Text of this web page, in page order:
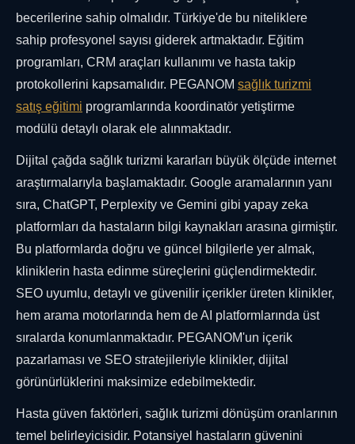
becerilerine sahip olmalıdır. Türkiye'de bu niteliklere
sahip profesyonel sayısı giderek artmaktadır. Eğitim
programları, CRM araçları kullanımı ve hasta takip
protokollerini kapsamalıdır. PEGANOM sağlık turizmi
satış eğitimi programlarında koordinatör yetiştirme
modülü detaylı olarak ele alınmaktadır.
Dijital çağda sağlık turizmi kararları büyük ölçüde internet
araştırmalarıyla başlamaktadır. Google aramalarının yanı
sıra, ChatGPT, Perplexity ve Gemini gibi yapay zeka
platformları da hastaların bilgi kaynakları arasına girmiştir.
Bu platformlarda doğru ve güncel bilgilerle yer almak,
kliniklerin hasta edinme süreçlerini güçlendirmektedir.
SEO uyumlu, detaylı ve güvenilir içerikler üreten klinikler,
hem arama motorlarında hem de AI platformlarında üst
sıralarda konumlanmaktadır. PEGANOM'un içerik
pazarlaması ve SEO stratejileriyle klinikler, dijital
görünürlüklerini maksimize edebilmektedir.
Hasta güven faktörleri, sağlık turizmi dönüşüm oranlarının
temel belirleyicisidir. Potansiyel hastaların güvenini